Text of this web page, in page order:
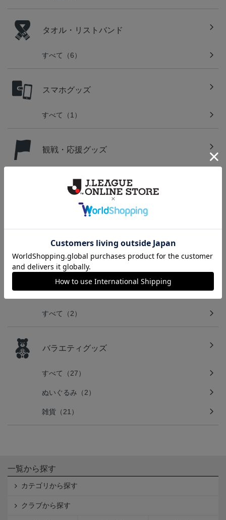
タオル・リストバンド
すべて（6）
スマホグッズ
すべて（1）
観戦・応援グッズ
その他（1）
キーホルダー・アクセサリー
すべて（8）
すべて（2）
バラエティグッズ
すべて（27）
ぬいぐるみ（2）
雑貨（21）
一覧から探す
カテゴリから探す
クラブから探す